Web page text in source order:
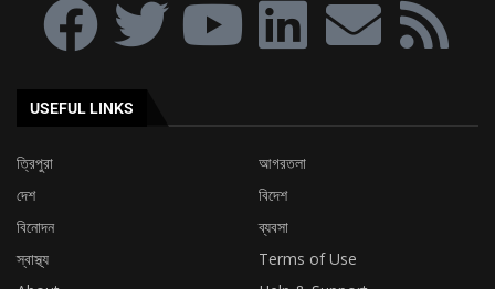
স্বাস্থ্য
Terms of Use
About
Help & Support
EDTIOR'S PICKS
অবিলম্বে নিয়োগ প্রক্রিয়া সম্পন্ন করার দাবিতে টি.আর.বি.টি-র
চেয়ারম্যানের নিকট ডেপুটেশন প্রদান করল এস.টি.জি.টি...